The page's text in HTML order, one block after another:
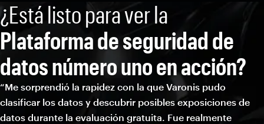
¿Está listo para ver la
Plataforma de seguridad de
datos número uno en acción?
“Me sorprendió la rapidez con la que Varonis pudo
clasificar los datos y descubrir posibles exposiciones de
datos durante la evaluación gratuita. Fue realmente